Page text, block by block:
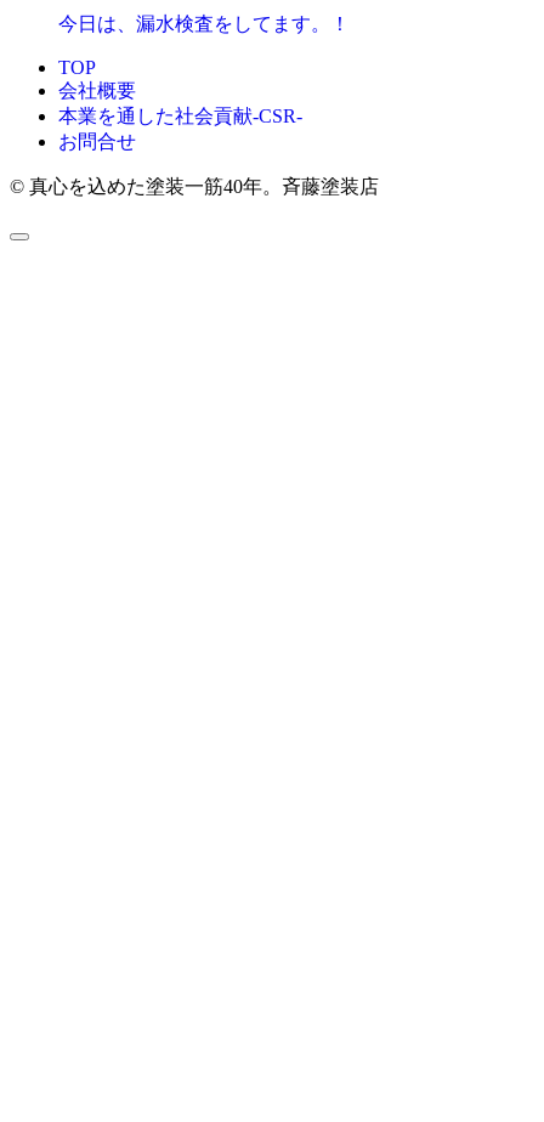
今日は、漏水検査をしてます。！
TOP
会社概要
本業を通した社会貢献-CSR-
お問合せ
© 真心を込めた塗装一筋40年。斉藤塗装店